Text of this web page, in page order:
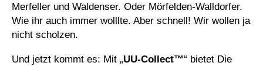
Merfeller und Waldenser. Oder Mörfelden-Walldorfer.
Wie ihr auch immer wolllte. Aber schnell! Wir wollen ja
nicht scholzen.
Und jetzt kommt es: Mit „UU-Collect™“ bietet Die